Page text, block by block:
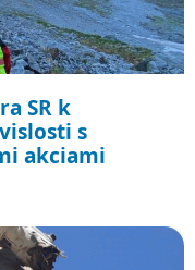
SR k
s
akciami